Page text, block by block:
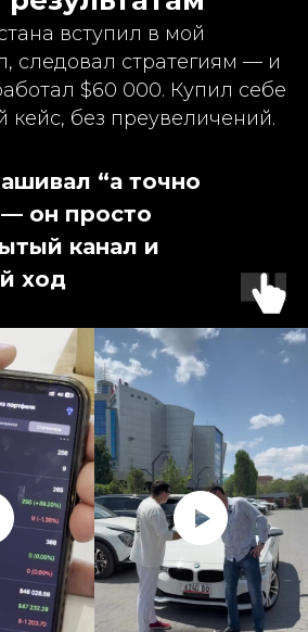
вступил в мой
следовал стратегиям — и
$60 000. Купил себе
кейс, без преувеличений.
“а точно
— он просто
канал и
ход